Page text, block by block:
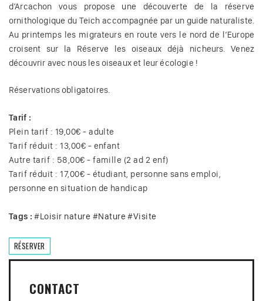
d’Arcachon vous propose une découverte de la réserve
ornithologique du Teich accompagnée par un guide naturaliste.
Au printemps les migrateurs en route vers le nord de l’Europe
croisent sur la Réserve les oiseaux déjà nicheurs. Venez
découvrir avec nous les oiseaux et leur écologie !
Réservations obligatoires.
Tarif :
Plein tarif : 19,00€ - adulte
Tarif réduit : 13,00€ - enfant
Autre tarif : 58,00€ - famille (2 ad 2 enf)
Tarif réduit : 17,00€ - étudiant, personne sans emploi,
personne en situation de handicap
Tags : #Loisir nature #Nature #Visite
RÉSERVER
CONTACT